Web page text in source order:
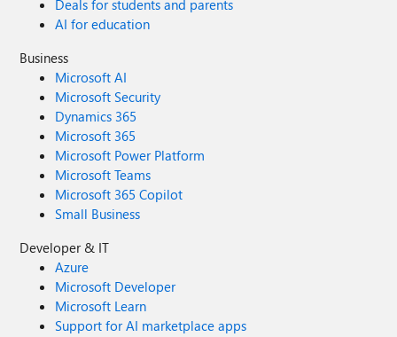
Deals for students and parents
AI for education
Business
Microsoft AI
Microsoft Security
Dynamics 365
Microsoft 365
Microsoft Power Platform
Microsoft Teams
Microsoft 365 Copilot
Small Business
Developer & IT
Azure
Microsoft Developer
Microsoft Learn
Support for AI marketplace apps